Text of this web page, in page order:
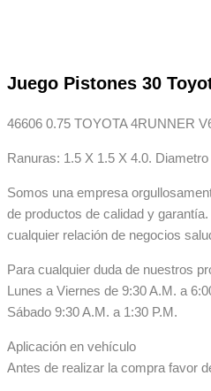
Juego Pistones 30
46606 0.75 TOYOTA 4RUNNER
Ranuras: 1.5 X 1.5 X 4.0.
Somos una empresa
de productos de calidad y
cualquier relación de negocios
Para cualquier duda de nuestros
Lunes a Viernes de 9:30 A.M. a
Sábado 9:30 A.M. a 1:30 P.M.
Aplicación en vehículo
Antes de realizar la compra favor